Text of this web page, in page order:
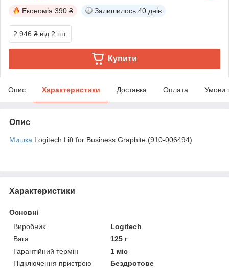
Економія 390 ₴ Залишилось 40 днів
2 946 ₴ від 2 шт.
Купити
Опис Характеристики Доставка Оплата Умови
Опис
Мишка Logitech Lift for Business Graphite (910-006494)
Характеристики
Основні
Виробник
Logitech
Вага
125 г
Гарантійний термін
1 міс
Підключення пристрою
Бездротове